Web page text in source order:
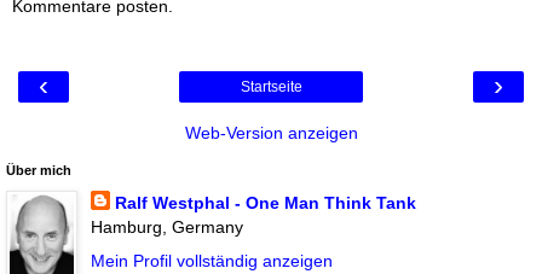
Kommentare posten.
‹ ›
Startseite
Web-Version anzeigen
Über mich
Ralf Westphal - One Man Think Tank
Hamburg, Germany
Mein Profil vollständig anzeigen